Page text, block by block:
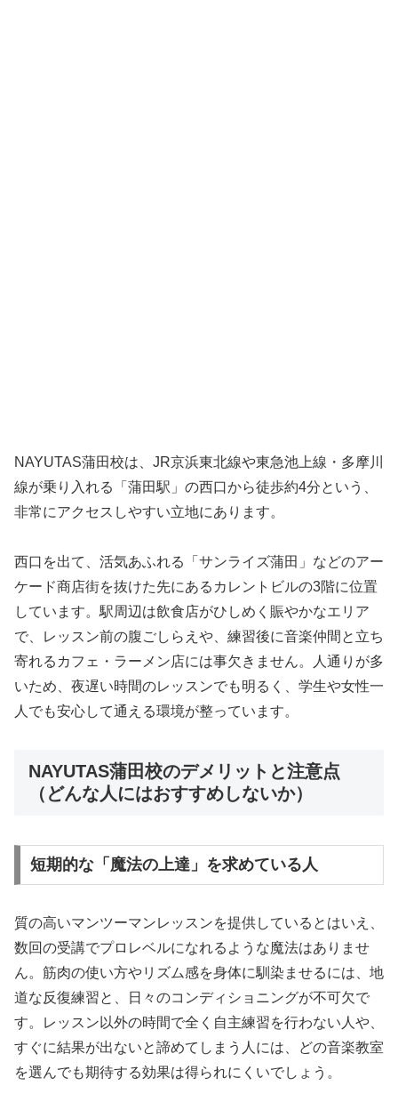
NAYUTAS蒲田校は、JR京浜東北線や東急池上線・多摩川
線が乗り入れる「蒲田駅」の西口から徒歩約4分という、
非常にアクセスしやすい立地にあります。
西口を出て、活気あふれる「サンライズ蒲田」などのアー
ケード商店街を抜けた先にあるカレントビルの3階に位置
しています。駅周辺は飲食店がひしめく賑やかなエリア
で、レッスン前の腹ごしらえや、練習後に音楽仲間と立ち
寄れるカフェ・ラーメン店には事欠きません。人通りが多
いため、夜遅い時間のレッスンでも明るく、学生や女性一
人でも安心して通える環境が整っています。
NAYUTAS蒲田校のデメリットと注意点
（どんな人にはおすすめしないか）
短期的な「魔法の上達」を求めている人
質の高いマンツーマンレッスンを提供しているとはいえ、
数回の受講でプロレベルになれるような魔法はありませ
ん。筋肉の使い方やリズム感を身体に馴染ませるには、地
道な反復練習と、日々のコンディショニングが不可欠で
す。レッスン以外の時間で全く自主練習を行わない人や、
すぐに結果が出ないと諦めてしまう人には、どの音楽教室
を選んでも期待する効果は得られにくいでしょう。